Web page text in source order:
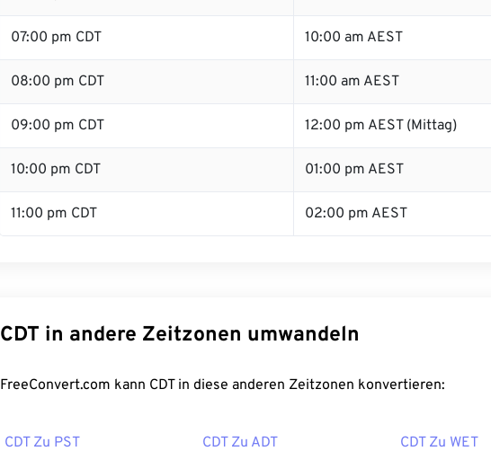
07:00 pm CDT 10:00 am AEST
08:00 pm CDT 11:00 am AEST
09:00 pm CDT 12:00 pm AEST (Mittag)
10:00 pm CDT 01:00 pm AEST
11:00 pm CDT 02:00 pm AEST
CDT in andere Zeitzonen umwandeln
FreeConvert.com kann CDT in diese anderen Zeitzonen konvertieren:
CDT Zu PST CDT Zu ADT CDT Zu WET